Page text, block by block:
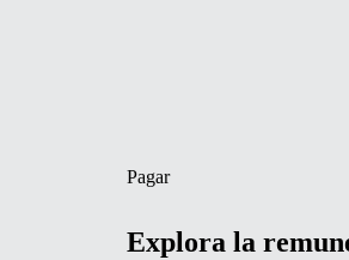
Pagar
Explora la